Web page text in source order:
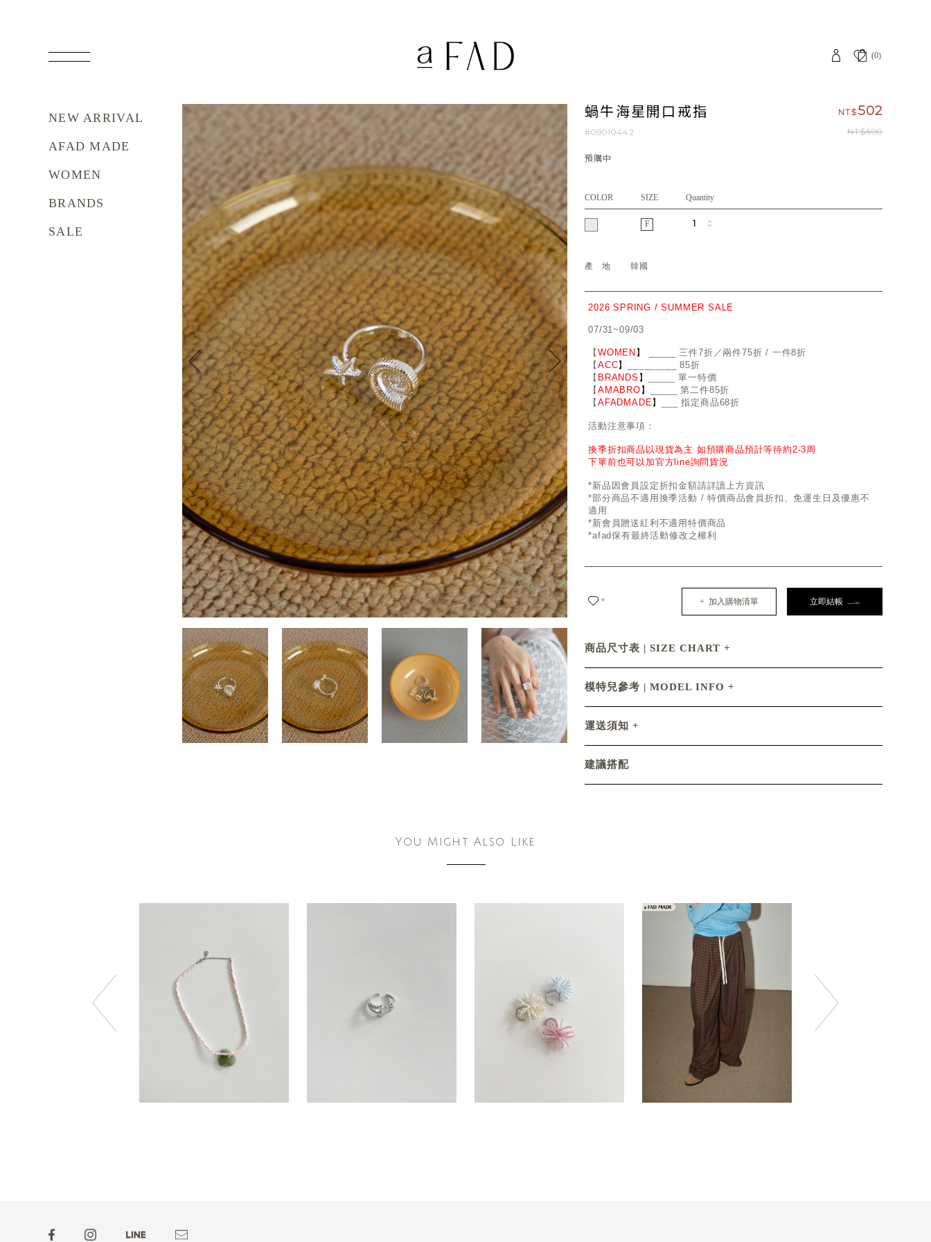
(0)
NEW ARRIVAL
AFAD MADE
WOMEN
BRANDS
SALE
蝸牛海星開口戒指
#09010442
預購中
NT$502
NT$590
COLOR SIZE Quantity
F
產地 韓國
2026 SPRING / SUMMER SALE
07/31~09/03
【 WOMEN 】
___ 三件7折／兩件75折 / 一件8折
【 ACC】
____ 85折
【 BRANDS 】
_ 單一特價
【 AMABRO 】
_ 第二件85折
【 AFADMADE】 ___ 指定商品68折
活動注意事項：
換季折扣商品以現貨為主 如預購商品預計等待約2-3周
下單前也可以加官方line詢問貨況
*新品因會員設定折扣金額請詳讀上方資訊
*部分商品不適用換季活動 / 特價商品會員折扣、免運生日及優惠不
適用
*新會員贈送紅利不適用特價商品
*afad保有最終活動修改之權利
+ + 加入購物清單 立即結帳
商品尺寸表 | SIZE CHART
模特兒參考 | MODEL INFO
運送須知
建議搭配
You Might Also Like